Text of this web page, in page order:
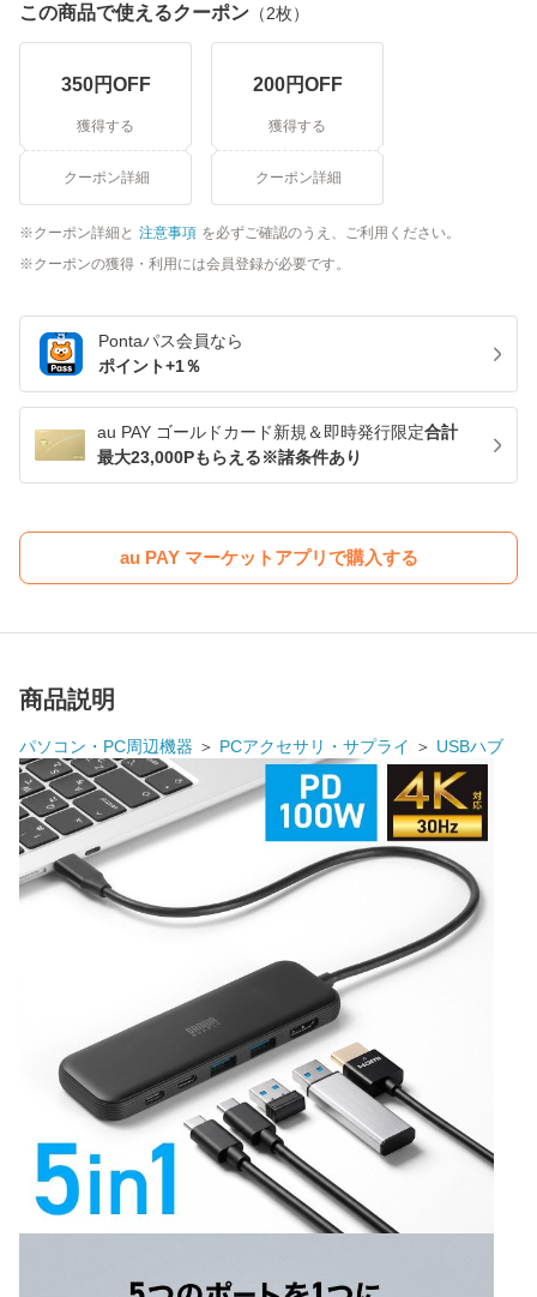
この商品で使えるクーポン （2枚）
350円OFF
獲得する
クーポン詳細
200円OFF
獲得する
クーポン詳細
クーポン詳細と 注意事項 を必ずご確認のうえ、ご利用ください。
クーポンの獲得・利用には会員登録が必要です。
Pontaパス会員なら
ポイント+1％
au PAY ゴールドカード新規＆即時発行限定合計
最大23,000Pもらえる※諸条件あり
au PAY マーケットアプリで購入する
商品説明
パソコン・PC周辺機器 ＞ PCアクセサリ・サプライ ＞ USBハブ